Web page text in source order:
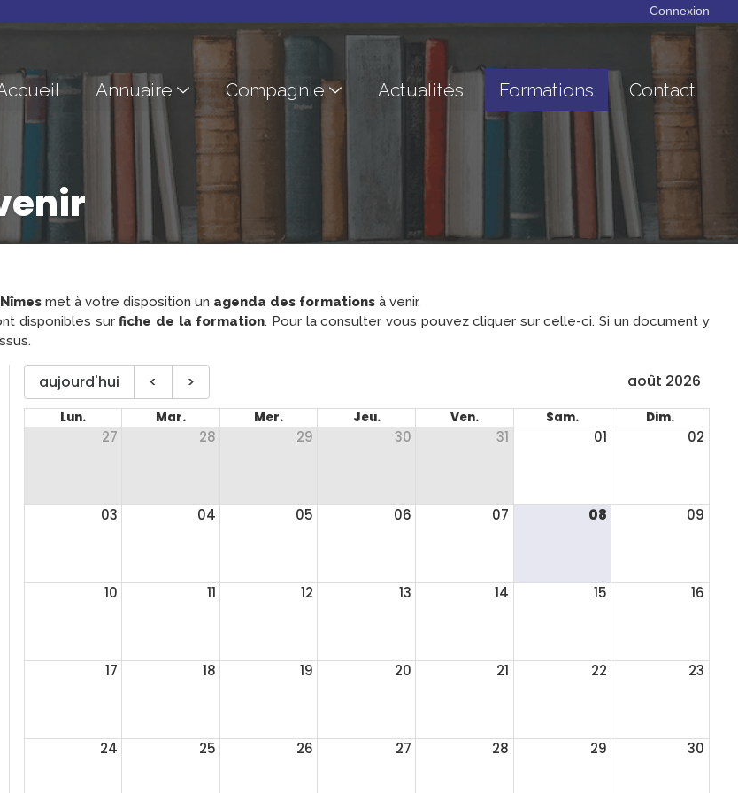
Connexion
Annuaire Compagnie Actualités Formations Contact
met à votre disposition un agenda des formations à venir.
disponibles surfiche de la formation. Pour la consulter vous pouvez cliquer sur celle-ci. Si un document y
aujourd'hui < > août 2026
Lun. Mar. Mer. Jeu. Ven. Sam. Dim.
27 28 29 30 31 01 02
03 04 05 06 07 08 09
10 11 12 13 14 15 16
17 18 19 20 21 22 23
24 25 26 27 28 29 30